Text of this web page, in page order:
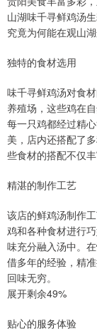
山湖味千寻鲜鸡汤
究竟为何能在观山
独特的食材选用
味千寻鲜鸡汤对食
养殖场，这些鸡在
每一只鸡都经过精
美，店内还搭配了
些食材的搭配不仅
精湛的制作工艺
该店的鲜鸡汤制作
鸡和各种食材进行
味充分融入汤中。
借多年的经验，精
回味无穷。
展开剩余49%
贴心的服务体验